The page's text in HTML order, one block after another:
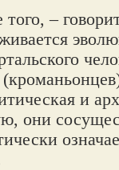
того, –
и
они